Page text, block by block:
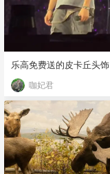
乐高免费送的皮卡丘头饰
咖妃君